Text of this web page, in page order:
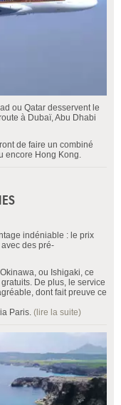
ou Qatar desservent le
à Dubaï, Abu Dhabi
de faire un combiné
encore Hong Kong.
indéniable : le prix
des pré-
ou Ishigaki, ce
De plus, le service
dont fait preuve ce
Paris. (lire la suite)